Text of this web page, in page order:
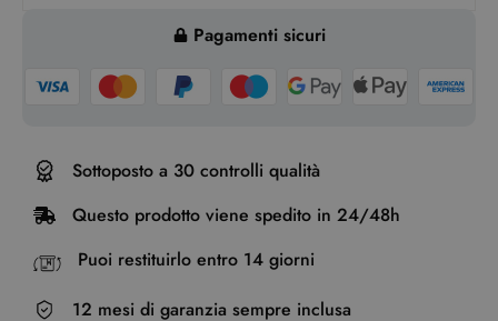
Pagamenti sicuri
Sottoposto a 30 controlli qualità
Questo prodotto viene spedito in 24/48h
Puoi restituirlo entro 14 giorni
12 mesi di garanzia sempre inclusa